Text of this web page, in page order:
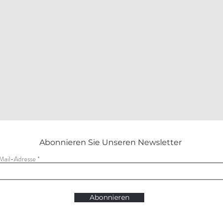
Abonnieren Sie Unseren Newsletter
Adresse
Abonnieren